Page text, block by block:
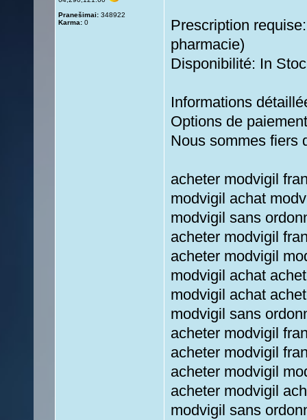
Pranešimai: 348922
Karma: 0
Prescription
pharmacie)
Disponibilité: In
Informations
Options de
Nous sommes fiers
acheter modvigil
modvigil achat
modvigil sans
acheter modvigil
acheter modvigil
modvigil achat
modvigil achat
modvigil sans
acheter modvigil
acheter modvigil
acheter modvigil
acheter modvigil
modvigil sans